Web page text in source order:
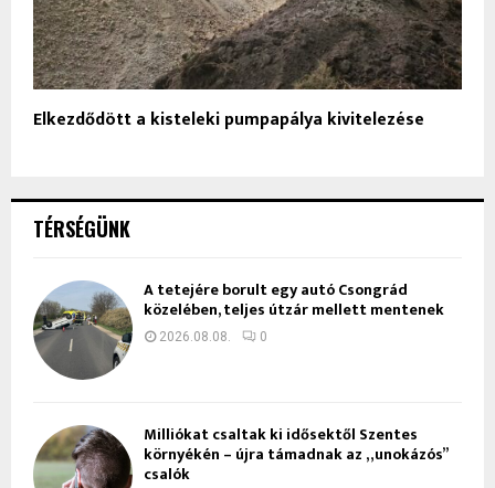
Elkezdődött a kisteleki pumpapálya kivitelezése
TÉRSÉGÜNK
A tetejére borult egy autó Csongrád
közelében, teljes útzár mellett mentenek
2026.08.08. 0
Milliókat csaltak ki idősektől Szentes
környékén – újra támadnak az „unokázós”
csalók